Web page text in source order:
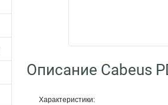
Описание Cabeus
Характеристики: